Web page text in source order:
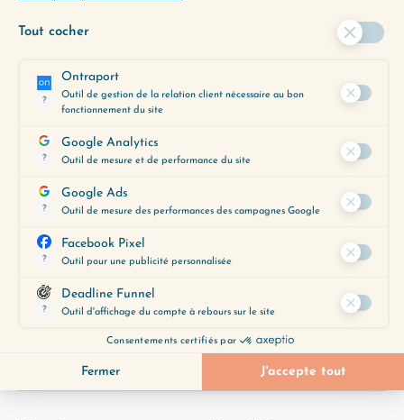
LAISSER UN COMMENTAIRE
publiée. Les champs obligatoires sont
indiqués avec
Commentaire*